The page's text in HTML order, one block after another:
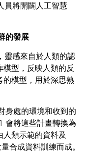
員將開闢人工智慧
的發展
靈感來自於人類的認
型，反映人類的反
的模型，用於深思熟
身處的環境和收到的
會將這些計畫轉換為
類示範的資料及
合成資料訓練而成。